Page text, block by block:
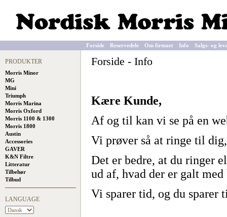
Forside Reservedele Om firmaet Info Salgs- og
PRODUKTER
Morris Minor
MG
Mini
Triumph
Morris Marina
Morris Oxford
Morris 1100 & 1300
Morris 1800
Austin
Accessories
GAVER
K&N Filtre
Litteratur
Tilbehør
Tilbud
LANGUAGE
Forside - Info
Kære Kunde,
Af og til kan vi se på en
Vi prøver så at ringe til
Det er bedre, at du ringer
ud af, hvad der er galt
Vi sparer tid, og du sparer